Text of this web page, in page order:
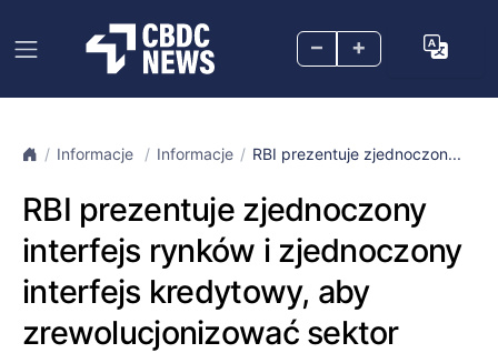
– +
Informacje Informacje RBI prezentuje zjednoczon...
RBI prezentuje zjednoczony
interfejs rynków i zjednoczony
interfejs kredytowy, aby
zrewolucjonizować sektor